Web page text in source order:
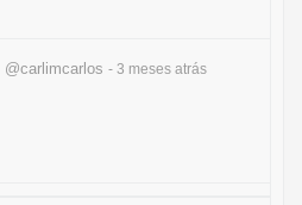
@carlimcarlos - 3 meses atrás